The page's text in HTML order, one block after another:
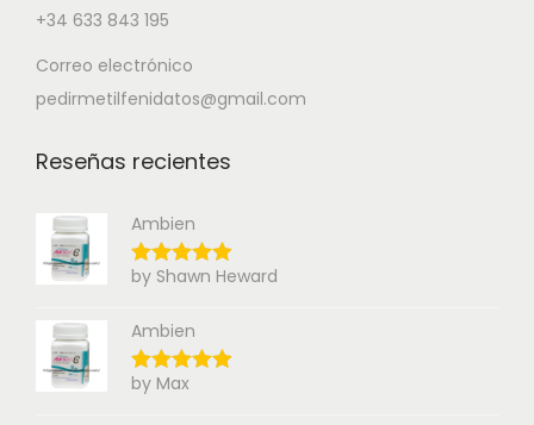
+34 633 843 195
Correo electrónico
pedirmetilfenidatos@gmail.com
Reseñas recientes
Ambien
by Shawn Heward
Ambien
by Max